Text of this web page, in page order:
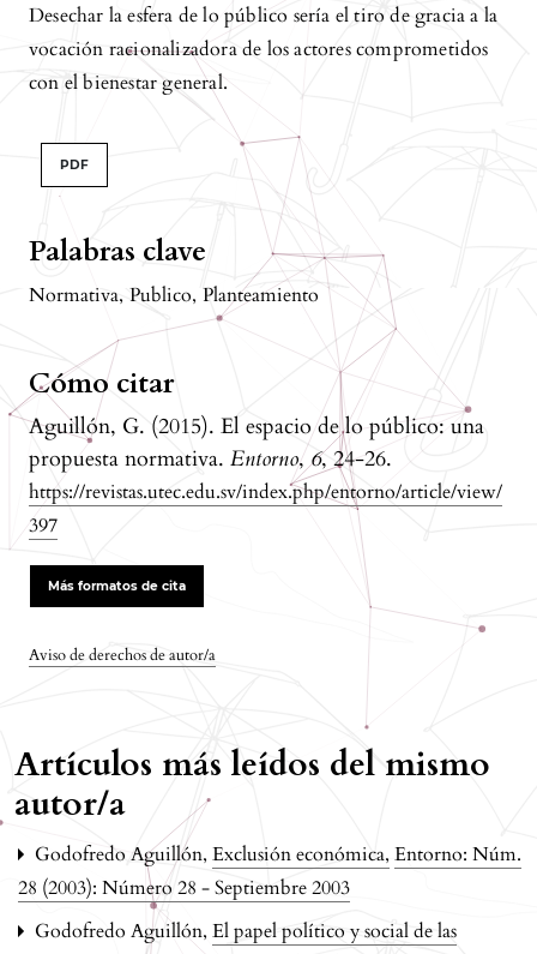
Palabras clave
Normativa, Publico, Planteamiento
Aviso de derechos de autor/a
Cómo citar
Aguillón, G. (2015). El espacio de lo público: una
propuesta normativa. Entorno,6, 24-26.
https://revistas.utec.edu.sv/index.php/entorno/article/view/
397
Más formatos de cita
Desechar la esfera de lo público sería el tiro de gracia a la
vocación racionalizadora de los actores comprometidos
con el bienestar general.
PDF
Artículos más leídos del mismo
autor/a
Godofredo Aguillón, Exclusión económica, Entorno: Núm.
28 (2003): Número 28 - Septiembre 2003
Godofredo Aguillón, El papel político y social de las